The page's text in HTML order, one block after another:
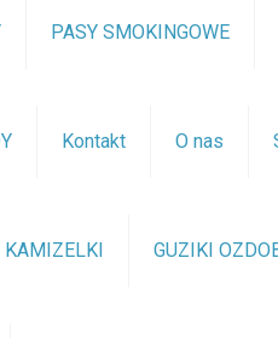
PASY SMOKINGOWE
Kontakt O nas
KAMIZELKI GUZIKI